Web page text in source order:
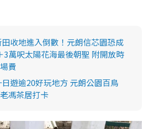
收地進入倒數！元朗信芯園恐成
3萬呎太陽花海最後朝聖 附開放時
費
遊逾20好玩地方 元朗公園百鳥
馮茶居打卡